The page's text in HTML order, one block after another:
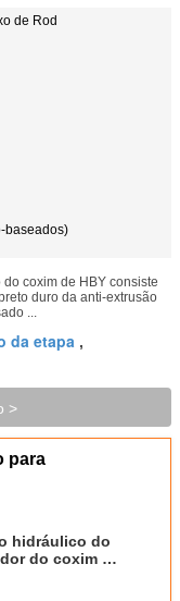
de Rod
baseados)
coxim de HBY consiste
duro da anti-extrusão
...
da etapa ,
>
para
hidráulico do
do coxim do